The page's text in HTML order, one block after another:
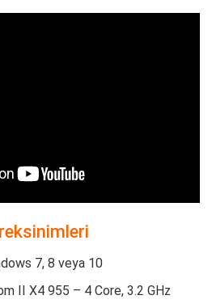
7, 8 veya 10
II X4 955 – 4 Core, 3.2 GHz